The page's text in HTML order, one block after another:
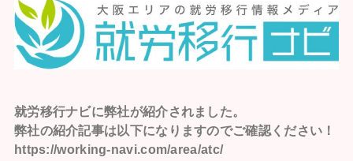
就労移行ナビに弊社が紹介されました。
弊社の紹介記事は以下になりますのでご確認ください！
https://working-navi.com/area/atc/